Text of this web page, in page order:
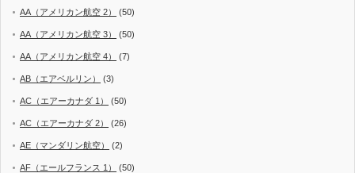
AA（アメリカン航空 2） (50)
AA（アメリカン航空 3） (50)
AA（アメリカン航空 4） (7)
AB（エアベルリン） (3)
AC（エアーカナダ 1） (50)
AC（エアーカナダ 2） (26)
AE（マンダリン航空） (2)
AF（エールフランス 1） (50)